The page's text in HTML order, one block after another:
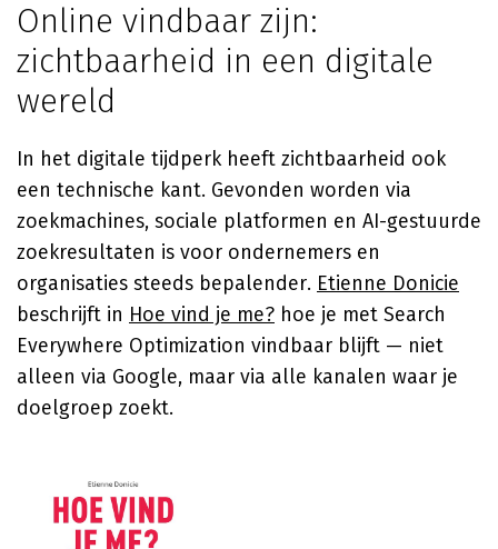
Online vindbaar zijn:
zichtbaarheid in een digitale
wereld
In het digitale tijdperk heeft zichtbaarheid ook
een technische kant. Gevonden worden via
zoekmachines, sociale platformen en AI-gestuurde
zoekresultaten is voor ondernemers en
organisaties steeds bepalender. Etienne Donicie
beschrijft in Hoe vind je me? hoe je met Search
Everywhere Optimization vindbaar blijft — niet
alleen via Google, maar via alle kanalen waar je
doelgroep zoekt.